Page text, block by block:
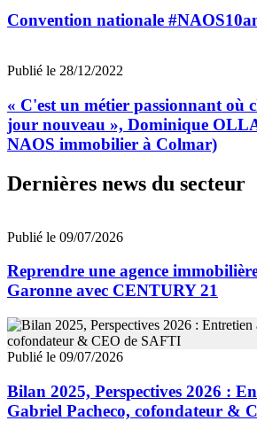
Convention nationale
Publié le 28/12/2022
« C'est un métier passionnant où
jour nouveau », Dominique
NAOS immobilier à Colmar)
Dernières news du secteur
Publié le 09/07/2026
Reprendre une agence
Garonne avec CENTURY 21
Publié le 09/07/2026
Bilan 2025, Perspectives 2026 :
Gabriel Pacheco, cofondateur &